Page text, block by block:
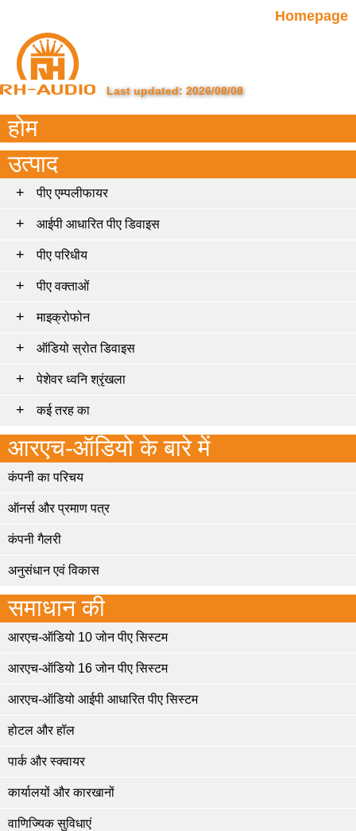
Homepage
Last updated: 2026/08/08
होम
उत्पाद
पीए एम्पलीफायर
आईपी ​​आधारित पीए डिवाइस
पीए परिधीय
पीए वक्ताओं
माइक्रोफोन
ऑडियो स्रोत डिवाइस
पेशेवर ध्वनि श्रृंखला
कई तरह का
आरएच-ऑडियो के बारे में
कंपनी का परिचय
ऑनर्स और प्रमाण पत्र
कंपनी गैलरी
अनुसंधान एवं विकास
समाधान की
आरएच-ऑडियो 10 जोन पीए सिस्टम
आरएच-ऑडियो 16 जोन पीए सिस्टम
आरएच-ऑडियो आईपी आधारित पीए सिस्टम
होटल और हॉल
पार्क और स्क्वायर
कार्यालयों और कारखानों
वाणिज्यिक सुविधाएं